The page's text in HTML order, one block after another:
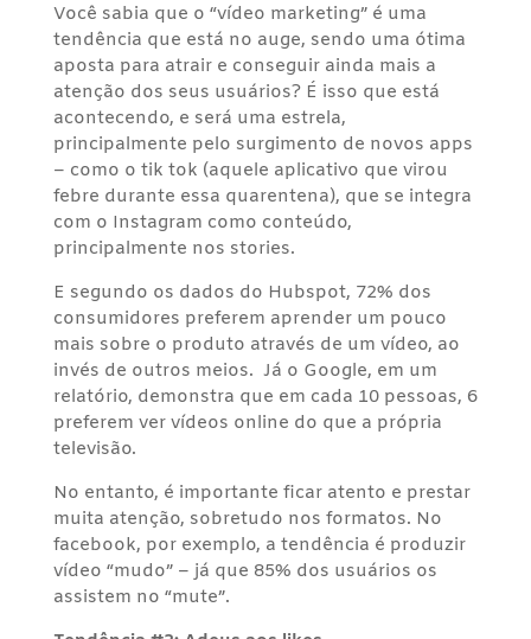
Você sabia que o “vídeo marketing” é uma
tendência que está no auge, sendo uma ótima
aposta para atrair e conseguir ainda mais a
atenção dos seus usuários? É isso que está
acontecendo, e será uma estrela,
principalmente pelo surgimento de novos apps
– como o tik tok (aquele aplicativo que virou
febre durante essa quarentena), que se integra
com o Instagram como conteúdo,
principalmente nos stories.
E segundo os dados do Hubspot, 72% dos
consumidores preferem aprender um pouco
mais sobre o produto através de um vídeo, ao
invés de outros meios. Já o Google, em um
relatório, demonstra que em cada 10 pessoas, 6
preferem ver vídeos online do que a própria
televisão.
No entanto, é importante ficar atento e prestar
muita atenção, sobretudo nos formatos. No
facebook, por exemplo, a tendência é produzir
vídeo “mudo” – já que 85% dos usuários os
assistem no “mute”.